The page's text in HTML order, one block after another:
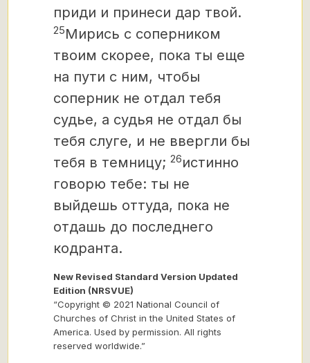
приди и принеси дар твой.
25Мирись с соперником
твоим скорее, пока ты еще
на пути с ним, чтобы
соперник не отдал тебя
судье, а судья не отдал бы
тебя слуге, и не ввергли бы
тебя в темницу; 26истинно
говорю тебе: ты не
выйдешь оттуда, пока не
отдашь до последнего
кодранта.
New Revised Standard Version Updated
Edition (NRSVUE)
“Copyright © 2021 National Council of
Churches of Christ in the United States of
America. Used by permission. All rights
reserved worldwide.”